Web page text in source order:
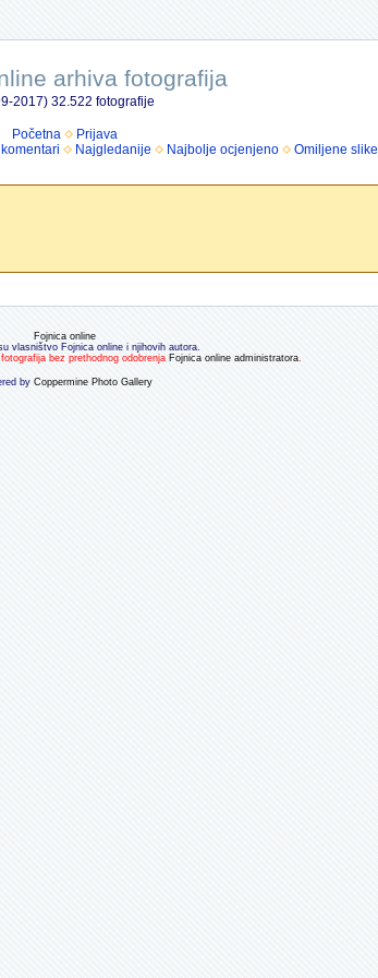
arhiva fotografija
2017) 32.522 fotografije
Početna
Prijava
Najgledanije Najbolje ocjenjeno Omiljene slike
Fojnica online
vlasništvo Fojnica online i njihovih autora.
bez prethodnog odobrenja Fojnica online administratora.
by Coppermine Photo Gallery